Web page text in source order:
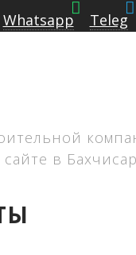
Whatsapp Teleg
в